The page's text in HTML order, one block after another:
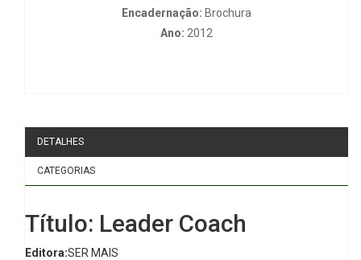
Encadernação: Brochura
Ano: 2012
DETALHES
CATEGORIAS
Título: Leader Coach
Editora:SER MAIS